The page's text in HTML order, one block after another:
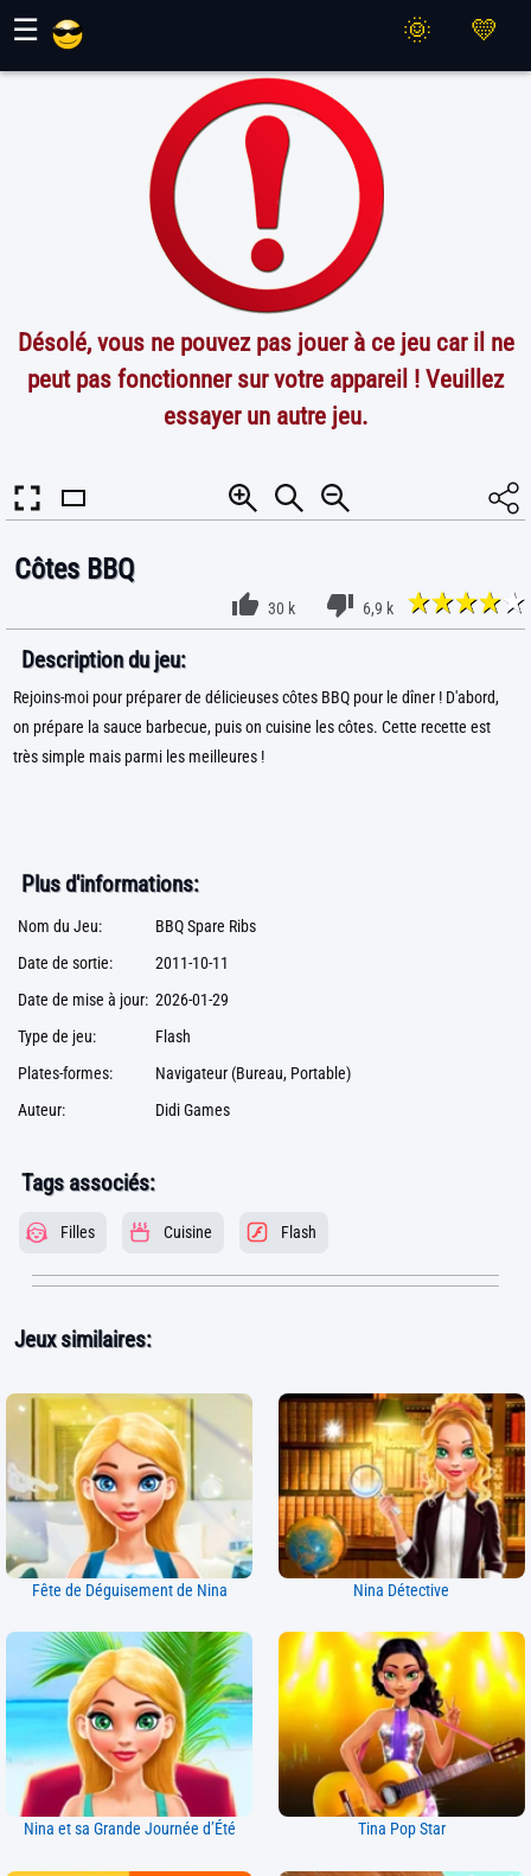
☰
Désolé, vous ne pouvez pas jouer à ce jeu car il ne
peut pas fonctionner sur votre appareil ! Veuillez
essayer un autre jeu.
Côtes BBQ
30 k 6,9 k
Description du jeu:
Rejoins-moi pour préparer de délicieuses côtes BBQ pour le dîner ! D'abord,
on prépare la sauce barbecue, puis on cuisine les côtes. Cette recette est
très simple mais parmi les meilleures !
Plus d'informations:
Nom du Jeu:
BBQ Spare Ribs
Date de sortie:
2011-10-11
Date de mise à jour: 2026-01-29
Type de jeu:
Flash
Plates-formes:
Navigateur (Bureau, Portable)
Auteur:
Didi Games
Tags associés:
Filles Cuisine Flash
Jeux similaires:
Fête de Déguisement de Nina Nina Détective
Nina et sa Grande Journée d’Été Tina Pop Star